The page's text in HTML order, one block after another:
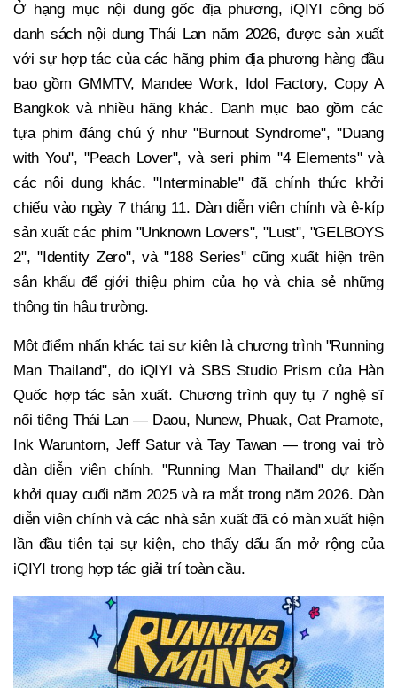
Ở hạng mục nội dung gốc địa phương, iQIYI công bố
danh sách nội dung Thái Lan năm 2026, được sản xuất
với sự hợp tác của các hãng phim địa phương hàng đầu
bao gồm GMMTV, Mandee Work, Idol Factory, Copy A
Bangkok và nhiều hãng khác. Danh mục bao gồm các
tựa phim đáng chú ý như "Burnout Syndrome", "Duang
with You", "Peach Lover", và seri phim "4 Elements" và
các nội dung khác. "Interminable" đã chính thức khởi
chiếu vào ngày 7 tháng 11. Dàn diễn viên chính và ê-kíp
sản xuất các phim "Unknown Lovers", "Lust", "GELBOYS
2", "Identity Zero", và "188 Series" cũng xuất hiện trên
sân khấu để giới thiệu phim của họ và chia sẻ những
thông tin hậu trường.
Một điểm nhấn khác tại sự kiện là chương trình "Running
Man Thailand", do iQIYI và SBS Studio Prism của Hàn
Quốc hợp tác sản xuất. Chương trình quy tụ 7 nghệ sĩ
nổi tiếng Thái Lan — Daou, Nunew, Phuak, Oat Pramote,
Ink Waruntorn, Jeff Satur và Tay Tawan — trong vai trò
dàn diễn viên chính. "Running Man Thailand" dự kiến
khởi quay cuối năm 2025 và ra mắt trong năm 2026. Dàn
diễn viên chính và các nhà sản xuất đã có màn xuất hiện
lần đầu tiên tại sự kiện, cho thấy dấu ấn mở rộng của
iQIYI trong hợp tác giải trí toàn cầu.